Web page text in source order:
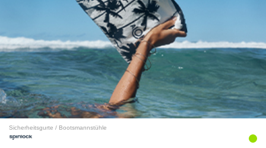
Sicherheitsgurte / Bootsmannstühle